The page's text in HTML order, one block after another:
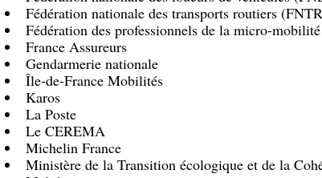
Fédération nationale des transports routiers
Fédération des professionnels de la micro-
France Assureurs
Gendarmerie nationale
Île-de-France Mobilités
Karos
La Poste
Le CEREMA
Michelin France
Ministère de la Transition écologique et de la